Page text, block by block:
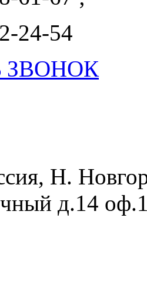
24-54
ЗВОНОК
Н.
д.14